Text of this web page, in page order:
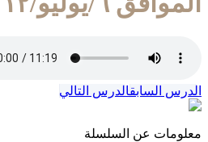
الدرس السابقالدرس التالي
معلومات عن السلسلة